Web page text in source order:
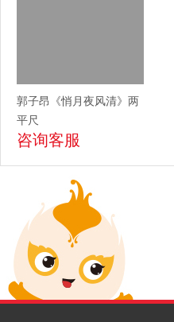
郭子昂《悄月夜风清》两
平尺
咨询客服